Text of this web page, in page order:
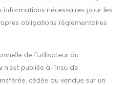
informations nécessaires pour les
obligations réglementaires
de l’utilisateur du
n’est publiée à l’insu de
cédée ou vendue sur un